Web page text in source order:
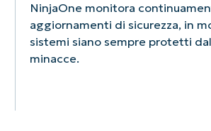
NinjaOne monitora
aggiornamenti di sicurezza, in
sistemi siano sempre protetti
minacce.